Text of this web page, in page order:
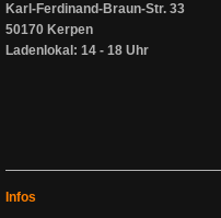
Karl-Ferdinand-Braun-Str. 33
50170 Kerpen
Ladenlokal: 14 - 18 Uhr
Infos